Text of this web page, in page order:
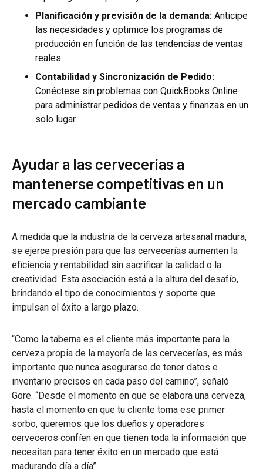
Planificación y previsión de la demanda: Anticipe
las necesidades y optimice los programas de
producción en función de las tendencias de ventas
reales.
Contabilidad y Sincronización de Pedido:
Conéctese sin problemas con QuickBooks Online
para administrar pedidos de ventas y finanzas en un
solo lugar.
Ayudar a las cervecerías a
mantenerse competitivas en un
mercado cambiante
A medida que la industria de la cerveza artesanal madura,
se ejerce presión para que las cervecerías aumenten la
eficiencia y rentabilidad sin sacrificar la calidad o la
creatividad. Esta asociación está a la altura del desafío,
brindando el tipo de conocimientos y soporte que
impulsan el éxito a largo plazo.
“Como la taberna es el cliente más importante para la
cerveza propia de la mayoría de las cervecerías, es más
importante que nunca asegurarse de tener datos e
inventario precisos en cada paso del camino”, señaló
Gore. “Desde el momento en que se elabora una cerveza,
hasta el momento en que tu cliente toma ese primer
sorbo, queremos que los dueños y operadores
cerveceros confíen en que tienen toda la información que
necesitan para tener éxito en un mercado que está
madurando día a día”.